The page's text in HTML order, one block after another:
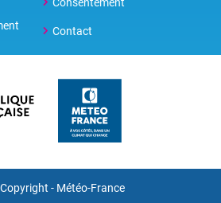
Contact
- Météo-France